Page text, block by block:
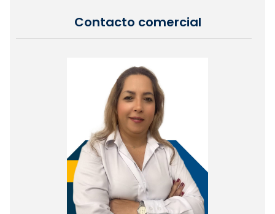
Contacto comercial